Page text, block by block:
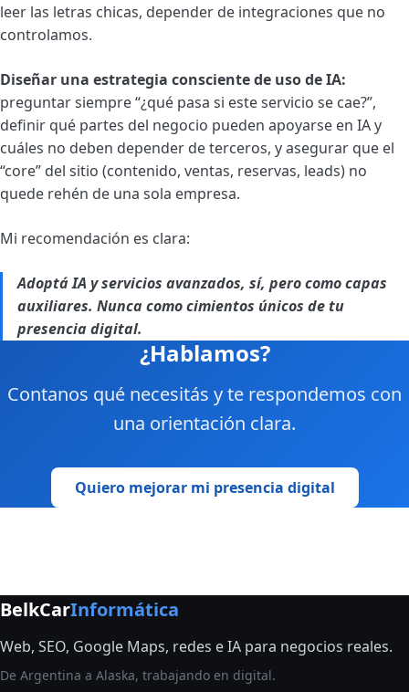
leer las letras chicas, depender de integraciones que no
controlamos.
Diseñar una estrategia consciente de uso de IA:
preguntar siempre “¿qué pasa si este servicio se cae?”,
definir qué partes del negocio pueden apoyarse en IA y
cuáles no deben depender de terceros, y asegurar que el
“core” del sitio (contenido, ventas, reservas, leads) no
quede rehén de una sola empresa.
Mi recomendación es clara:
Adoptá IA y servicios avanzados, sí, pero como capas
auxiliares. Nunca como cimientos únicos de tu
presencia digital.
¿Hablamos?
Contanos qué necesitás y te respondemos con
una orientación clara.
Quiero mejorar mi presencia digital
BelkCarInformática
Web, SEO, Google Maps, redes e IA para negocios reales.
De Argentina a Alaska, trabajando en digital.